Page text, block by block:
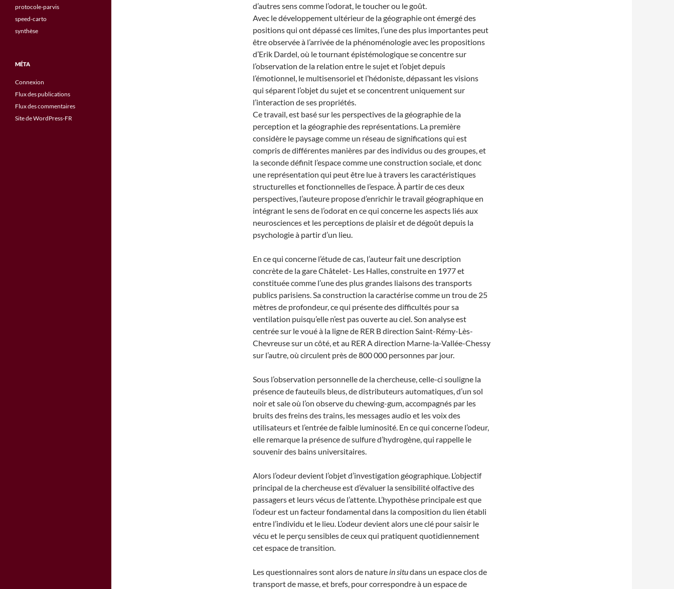
d’autres sens comme l’odorat, le toucher ou le goût.
Avec le développement ultérieur de la géographie ont émergé des
positions qui ont dépassé ces limites, l’une des plus importantes peut
être observée à l’arrivée de la phénoménologie avec les propositions
d’Erik Dardel, où le tournant épistémologique se concentre sur
l’observation de la relation entre le sujet et l’objet depuis
l’émotionnel, le multisensoriel et l’hédoniste, dépassant les visions
qui séparent l’objet du sujet et se concentrent uniquement sur
l’interaction de ses propriétés.
Ce travail, est basé sur les perspectives de la géographie de la
perception et la géographie des représentations. La première
considère le paysage comme un réseau de significations qui est
compris de différentes manières par des individus ou des groupes, et
la seconde définit l’espace comme une construction sociale, et donc
une représentation qui peut être lue à travers les caractéristiques
structurelles et fonctionnelles de l’espace. À partir de ces deux
perspectives, l’auteure propose d’enrichir le travail géographique en
intégrant le sens de l’odorat en ce qui concerne les aspects liés aux
neurosciences et les perceptions de plaisir et de dégoût depuis la
psychologie à partir d’un lieu.
En ce qui concerne l’étude de cas, l’auteur fait une description
concrète de la gare Châtelet- Les Halles, construite en 1977 et
constituée comme l’une des plus grandes liaisons des transports
publics parisiens. Sa construction la caractérise comme un trou de 25
mètres de profondeur, ce qui présente des difficultés pour sa
ventilation puisqu’elle n’est pas ouverte au ciel. Son analyse est
centrée sur le voué à la ligne de RER B direction Saint-Rémy-Lès-
Chevreuse sur un côté, et au RER A direction Marne-la-Vallée-Chessy
sur l’autre, où circulent près de 800 000 personnes par jour.
Sous l’observation personnelle de la chercheuse, celle-ci souligne la
présence de fauteuils bleus, de distributeurs automatiques, d’un sol
noir et sale où l’on observe du chewing-gum, accompagnés par les
bruits des freins des trains, les messages audio et les voix des
utilisateurs et l’entrée de faible luminosité. En ce qui concerne l’odeur,
elle remarque la présence de sulfure d’hydrogène, qui rappelle le
souvenir des bains universitaires.
Alors l’odeur devient l’objet d’investigation géographique. L’objectif
principal de la chercheuse est d’évaluer la sensibilité olfactive des
passagers et leurs vécus de l’attente. L’hypothèse principale est que
l’odeur est un facteur fondamental dans la composition du lien établi
entre l’individu et le lieu. L’odeur devient alors une clé pour saisir le
vécu et le perçu sensibles de ceux qui pratiquent quotidiennement
cet espace de transition.
Les questionnaires sont alors de nature in situdans un espace clos de
transport de masse, et brefs, pour correspondre à un espace de
protocole-parvis
speed-carto
synthèse
MÉTA
Connexion
Flux des publications
Flux des commentaires
Site de WordPress-FR